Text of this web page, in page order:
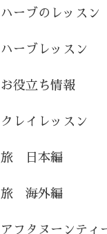
ハーブのレッスン
ハーブレッスン
お役立ち情報
クレイレッスン
旅 日本編
旅 海外編
アフタヌーンティ